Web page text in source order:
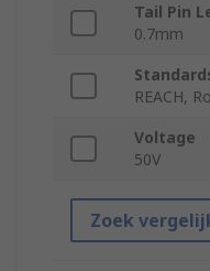
Tail Pin
0.7mm
REACH,
Voltage
50V
Zoek